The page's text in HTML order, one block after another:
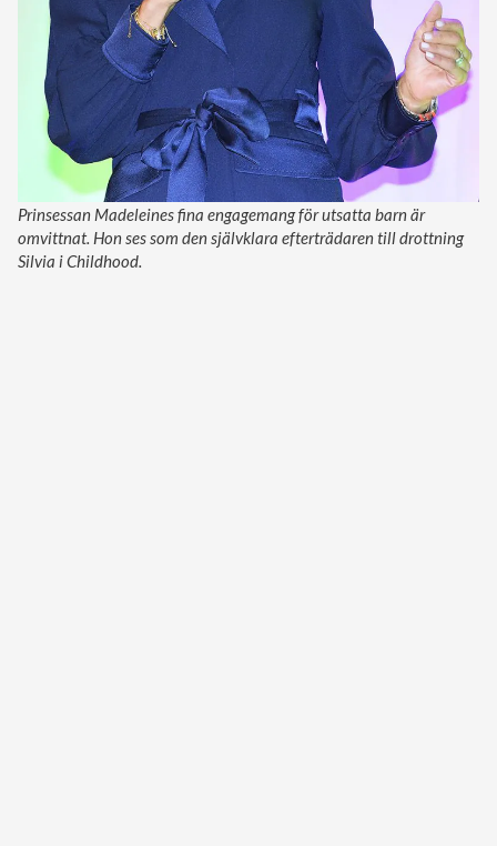
Prinsessan Madeleines fina engagemang för utsatta barn är
omvittnat. Hon ses som den självklara efterträdaren till drottning
Silvia i Childhood.